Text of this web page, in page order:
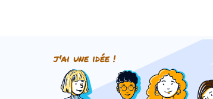
j'ai une idée !